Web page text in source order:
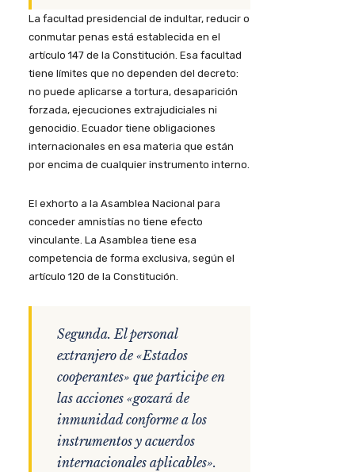
La facultad presidencial de indultar, reducir o
conmutar penas está establecida en el
artículo 147 de la Constitución. Esa facultad
tiene límites que no dependen del decreto:
no puede aplicarse a tortura, desaparición
forzada, ejecuciones extrajudiciales ni
genocidio. Ecuador tiene obligaciones
internacionales en esa materia que están
por encima de cualquier instrumento interno.
El exhorto a la Asamblea Nacional para
conceder amnistías no tiene efecto
vinculante. La Asamblea tiene esa
competencia de forma exclusiva, según el
artículo 120 de la Constitución.
Segunda. El personal
extranjero de «Estados
cooperantes» que participe en
las acciones «gozará de
inmunidad conforme a los
instrumentos y acuerdos
internacionales aplicables».